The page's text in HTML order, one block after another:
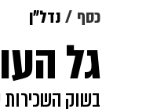
כסף נדל"ן
גל